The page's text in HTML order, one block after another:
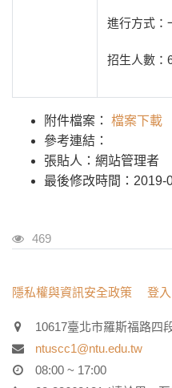
進行方式：
招生人數：
附件檔案： 檔案下載
參考連結：
張貼人：網站管理者
最後修改時間：2019-
瀏覽人次
469
:::
隱私權與資訊安全政策 登入
10617臺北市羅斯福路四
ntuscc1@ntu.edu.tw
08:00 ~ 17:00